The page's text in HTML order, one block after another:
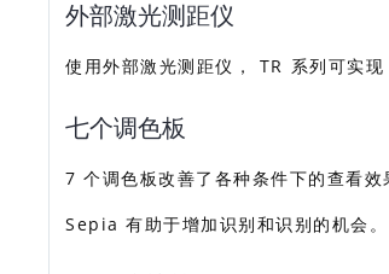
外部激光测距仪
使用外部激光测距仪， TR 系列可实
七个调色板
7 个调色板改善了各种条件下的查看
Sepia 有助于增加识别和识别的机会。